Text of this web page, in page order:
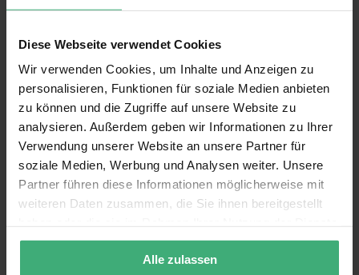
Diese Webseite verwendet Cookies
Wir verwenden Cookies, um Inhalte und Anzeigen zu
personalisieren, Funktionen für soziale Medien anbieten
zu können und die Zugriffe auf unsere Website zu
analysieren. Außerdem geben wir Informationen zu Ihrer
Verwendung unserer Website an unsere Partner für
soziale Medien, Werbung und Analysen weiter. Unsere
Partner führen diese Informationen möglicherweise mit
weiteren Daten zusammen, die Sie ihnen bereitgestellt
gesammelt haben.
Alle zulassen
Gesamtbewertung
star
stars
stars
stars
stars
Titel Ihrer Rezension
Ihre Meinung